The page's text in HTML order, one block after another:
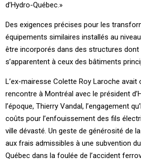
d’Hydro-Québec.»
Des exigences précises pour les
équipements similaires installés au
être incorporés dans des structures dont
s’apparentent à ceux des bâtiments
L’ex-mairesse Colette Roy Laroche avait
rencontre à Montréal avec le président
l’époque, Thierry Vandal, l’engagement
coûts pour l’enfouissement des fils
ville dévasté. Un geste de générosité de
aux frais admissibles à une subvention
Québec dans la foulée de l’accident